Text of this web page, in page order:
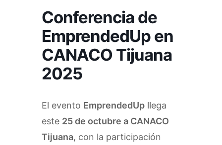
Conferencia de
EmprendedUp en
CANACO Tijuana
2025
El evento EmprendedUp llega
este 25 de octubre a CANACO
Tijuana, con la participación